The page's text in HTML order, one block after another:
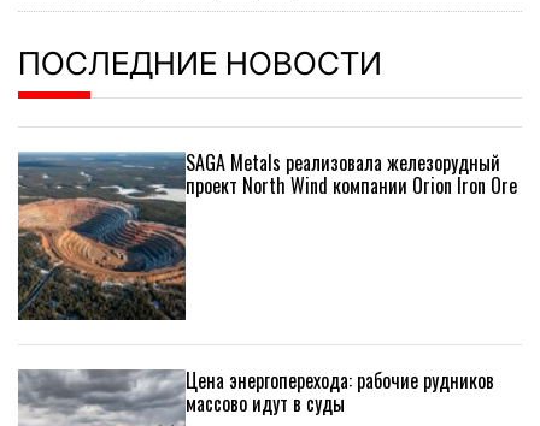
ПОСЛЕДНИЕ НОВОСТИ
SAGA Metals реализовала железорудный
проект North Wind компании Orion Iron Ore
Цена энергоперехода: рабочие рудников
массово идут в суды